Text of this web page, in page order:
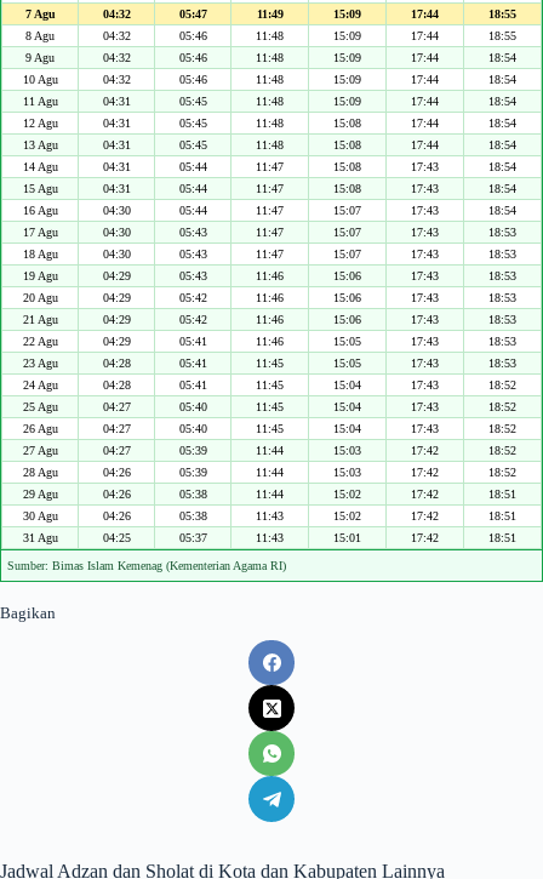
7 Agu
04:32 05:47 11:49 15:09 17:44
18:55
8 Agu
04:32 05:46 11:48 15:09 17:44
18:55
9 Agu
04:32 05:46 11:48 15:09 17:44
18:54
10 Agu
04:32 05:46 11:48 15:09 17:44
18:54
11 Agu
04:31 05:45 11:48 15:09 17:44
18:54
12 Agu
04:31 05:45 11:48 15:08 17:44
18:54
13 Agu
04:31 05:45 11:48 15:08 17:44
18:54
14 Agu
04:31 05:44 11:47 15:08 17:43
18:54
15 Agu
04:31 05:44 11:47 15:08 17:43
18:54
16 Agu
04:30 05:44 11:47 15:07 17:43
18:54
17 Agu
04:30 05:43 11:47 15:07 17:43
18:53
18 Agu
04:30 05:43 11:47 15:07 17:43
18:53
19 Agu
04:29 05:43 11:46 15:06 17:43
18:53
20 Agu
04:29 05:42 11:46 15:06 17:43
18:53
21 Agu
04:29 05:42 11:46 15:06 17:43
18:53
22 Agu
04:29 05:41 11:46 15:05 17:43
18:53
23 Agu
04:28 05:41 11:45 15:05 17:43
18:53
24 Agu
04:28 05:41 11:45 15:04 17:43
18:52
25 Agu
04:27 05:40 11:45 15:04 17:43
18:52
26 Agu
04:27 05:40 11:45 15:04 17:43
18:52
27 Agu
04:27 05:39 11:44 15:03 17:42
18:52
28 Agu
04:26 05:39 11:44 15:03 17:42
18:52
29 Agu
04:26 05:38 11:44 15:02 17:42
18:51
30 Agu
04:26 05:38 11:43 15:02 17:42
18:51
31 Agu
04:25 05:37 11:43 15:01 17:42 18:51
Sumber: Bimas Islam Kemenag (Kementerian Agama RI)
Bagikan
Jadwal Adzan dan Sholat di Kota dan Kabupaten Lainnya